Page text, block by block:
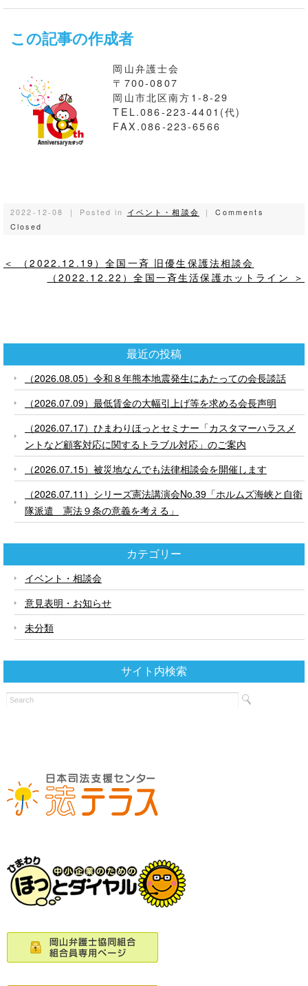
この記事の作成者
岡山弁護士会
〒700-0807
岡山市北区南方1-8-29
TEL.086-223-4401(代)
FAX.086-223-6566
2022-12-08 ｜ Posted in イベント・相談会 ｜Comments
Closed
＜ （2022.12.19）全国一斉 旧優生保護法相談会
（2022.12.22）全国一斉生活保護ホットライン ＞
最近の投稿
（2026.08.05）令和８年熊本地震発生にあたっての会長談話
（2026.07.09）最低賃金の大幅引上げ等を求める会長声明
（2026.07.17）ひまわりほっとセミナー「カスタマーハラスメ
ントなど顧客対応に関するトラブル対応」のご案内
（2026.07.15）被災地なんでも法律相談会を開催します
（2026.07.11）シリーズ憲法講演会No.39「ホルムズ海峡と自衛
隊派遣 憲法９条の意義を考える」
カテゴリー
イベント・相談会
意見表明・お知らせ
未分類
サイト内検索